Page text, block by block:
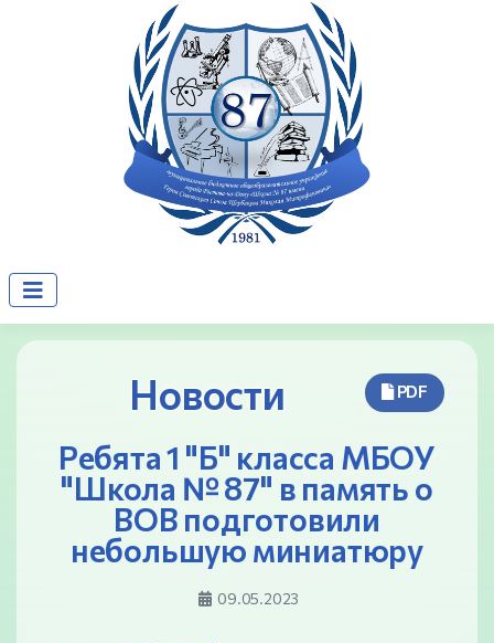
PDF
Новости
Ребята 1 "Б" класса МБОУ
"Школа № 87" в память о
ВОВ подготовили
небольшую миниатюру
09.05.2023